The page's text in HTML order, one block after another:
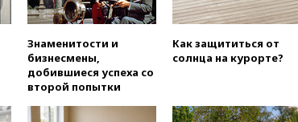
14:39
Экс-издатель Popcorn
Books получил условный срок
по делу о пропаганде ЛГБТ
Минпромторг не
намерен сокращать перечень
импорта
Знаменитости и
бизнесмены,
добившиеся успеха со
второй попытки
Как защититься от
солнца на курорте?